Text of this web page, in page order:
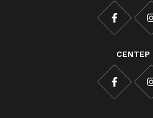
CENTEP